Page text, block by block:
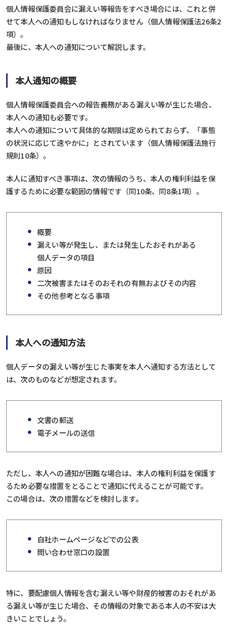
個人情報保護委員会に漏えい等報告をすべき場合には、これと併
せて本人への通知もしなければなりません（個人情報保護法26条2
項）。
最後に、本人への通知について解説します。
本人通知の概要
個人情報保護委員会への報告義務がある漏えい等が生じた場合、
本人への通知も必要です。
本人への通知について具体的な期限は定められておらず、「事態
の状況に応じて速やかに」とされています（個人情報保護法施行
規則10条）。
本人に通知すべき事項は、次の情報のうち、本人の権利利益を保
護するために必要な範囲の情報です（同10条、同8条1項）。
概要
漏えい等が発生し、または発生したおそれがある
個人データの項目
原因
二次被害またはそのおそれの有無およびその内容
その他参考となる事項
本人への通知方法
個人データの漏えい等が生じた事実を本人へ通知する方法として
は、次のものなどが想定されます。
文書の郵送
電子メールの送信
ただし、本人への通知が困難な場合は、本人の権利利益を保護す
るため必要な措置をとることで通知に代えることが可能です。
この場合は、次の措置などを検討します。
自社ホームページなどでの公表
問い合わせ窓口の設置
特に、要配慮個人情報を含む漏えい等や財産的被害のおそれがあ
る漏えい等が生じた場合、その情報の対象である本人の不安は大
きいことでしょう。